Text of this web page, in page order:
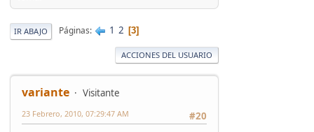
IR ABAJO Páginas 1 2 3
ACCIONES DEL USUARIO
variante
Visitante
#20
23 Febrero, 2010, 07:29:47 AM